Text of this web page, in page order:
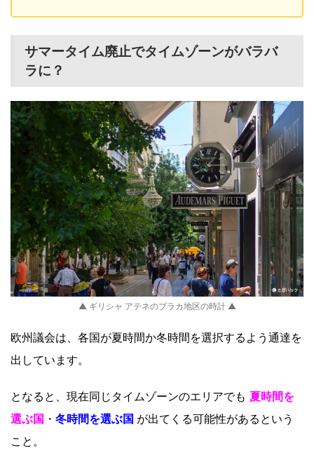
サマータイム廃止でタイムゾーンがバラバ
ラに？
▲ ギリシャ アテネのプラカ地区の時計 ▲
欧州議会は、各国が夏時間か冬時間を選択するよう通達を
出しています。
となると、現在同じタイムゾーンのエリアでも 夏時間を
選ぶ国 ・ 冬時間を選ぶ国 が出てくる可能性があるという
こと。